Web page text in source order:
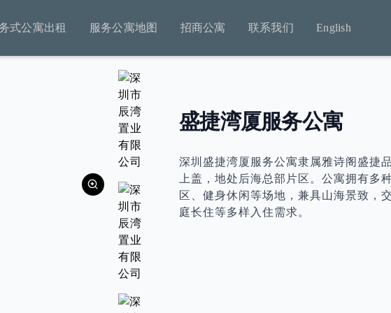
式公寓出租 服务公寓地图 招商公寓 联系我们 English
盛捷湾厦服务公寓
深圳盛捷湾厦服务公寓隶属雅诗阁盛捷
上盖，地处后海总部片区。公寓拥有多
区、健身休闲等场地，兼具山海景致，
庭长住等多样入住需求。